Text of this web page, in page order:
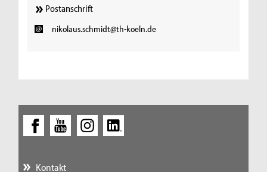
Postanschrift
nikolaus.schmidt@th-koeln.de
Kontakt